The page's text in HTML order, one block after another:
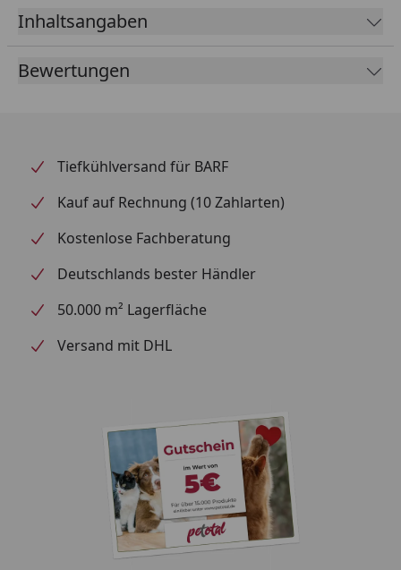
Inhaltsangaben
Bewertungen
Tiefkühlversand für BARF
Kauf auf Rechnung (10 Zahlarten)
Kostenlose Fachberatung
Deutschlands bester Händler
50.000 m² Lagerfläche
Versand mit DHL